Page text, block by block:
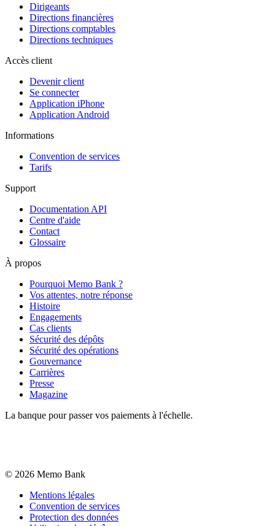
Dirigeants
Directions financières
Directions comptables
Directions techniques
Accès client
Devenir client
Se connecter
Application iPhone
Application Android
Informations
Convention de services
Tarifs
Support
Documentation API
Centre d'aide
Contact
Glossaire
À propos
Pourquoi Memo Bank ?
Vos attentes, notre réponse
Histoire
Engagements
Cas clients
Sécurité des dépôts
Sécurité des opérations
Gouvernance
Carrières
Presse
Magazine
La banque pour passer vos paiements à l'échelle.
© 2026 Memo Bank
Mentions légales
Convention de services
Protection des données